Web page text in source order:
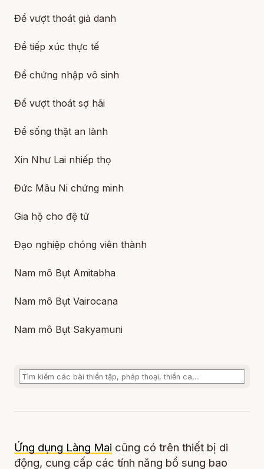
Để vượt thoát giả danh
Để tiếp xúc thực tế
Để chứng nhập vô sinh
Để vượt thoát sợ hãi
Để sống thật an lành
Xin Như Lai nhiếp thọ
Đức Mâu Ni chứng minh
Gia hộ cho đệ tử
Đạo nghiệp chóng viên thành
Nam mô Bụt Amitabha
Nam mô Bụt Vairocana
Nam mô Bụt Sakyamuni
Ứng dụng Làng Mai cũng có trên thiết bị di
động, cung cấp các tính năng bổ sung bao